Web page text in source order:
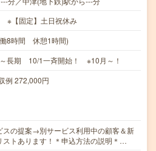
※【固定】土日祝休み
8時間 休憩1時間)
長期 10/1一斉開始！ ※10月～！
例 272,000円
スの提案→別サービス利用中の顧客＆新
トあります！＊申込方法の説明＊…